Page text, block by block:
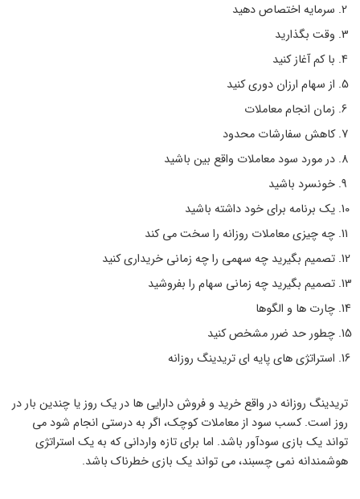
سرمایه اختصاص دهید
وقت بگذارید
با کم آغاز کنید
از سهام ارزان دوری کنید
زمان انجام معاملات
کاهش سفارشات محدود
در مورد سود معاملات واقع بین باشید
خونسرد باشید
یک برنامه برای خود داشته باشید
چه چیزی معاملات روزانه را سخت می کند
تصمیم بگیرید چه سهمی را چه زمانی خریداری کنید
تصمیم بگیرید چه زمانی سهام را بفروشید
چارت ها و الگوها
چطور حد ضرر مشخص کنید
استراتژی های پایه ای تریدینگ روزانه
تریدینگ روزانه در واقع خرید و فروش دارایی ها در یک روز یا چندین بار در
روز است. کسب سود از معاملات کوچک، اگر به درستی انجام شود می
تواند یک بازی سودآور باشد. اما برای تازه واردانی که به یک استراتژی
هوشمندانه نمی چسبند، می تواند یک بازی خطرناک باشد.